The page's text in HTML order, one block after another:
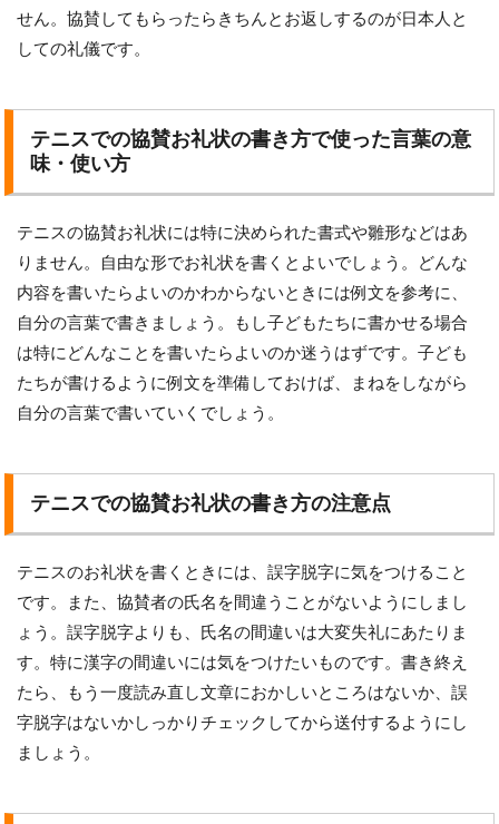
せん。協賛してもらったらきちんとお返しするのが日本人と
しての礼儀です。
テニスでの協賛お礼状の書き方で使った言葉の意
味・使い方
テニスの協賛お礼状には特に決められた書式や雛形などはあ
りません。自由な形でお礼状を書くとよいでしょう。どんな
内容を書いたらよいのかわからないときには例文を参考に、
自分の言葉で書きましょう。もし子どもたちに書かせる場合
は特にどんなことを書いたらよいのか迷うはずです。子ども
たちが書けるように例文を準備しておけば、まねをしながら
自分の言葉で書いていくでしょう。
テニスでの協賛お礼状の書き方の注意点
テニスのお礼状を書くときには、誤字脱字に気をつけること
です。また、協賛者の氏名を間違うことがないようにしまし
ょう。誤字脱字よりも、氏名の間違いは大変失礼にあたりま
す。特に漢字の間違いには気をつけたいものです。書き終え
たら、もう一度読み直し文章におかしいところはないか、誤
字脱字はないかしっかりチェックしてから送付するようにし
ましょう。